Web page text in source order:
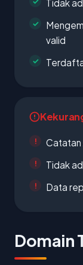
Tidak
valid
Catatan
Tidak
Data
Domain